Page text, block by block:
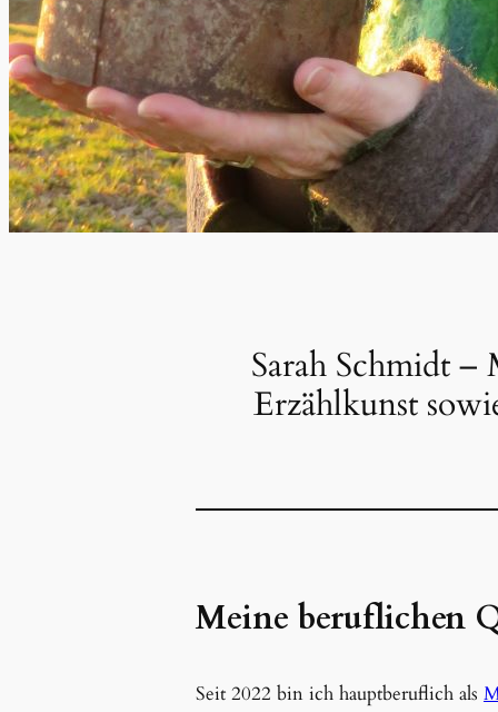
Sarah Schmidt
Erzählkunst
Meine beruflichen
Seit 2022 bin ich hauptberuflich als